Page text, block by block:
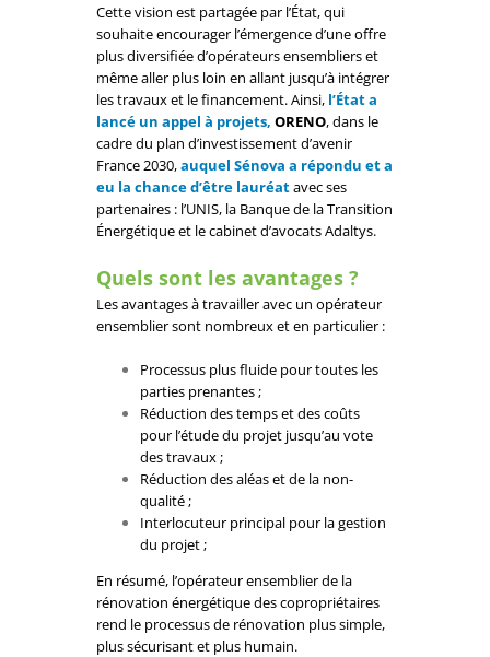
Cette vision est partagée par l’État, qui
souhaite encourager l’émergence d’une offre
plus diversifiée d’opérateurs ensembliers et
même aller plus loin en allant jusqu’à intégrer
les travaux et le financement. Ainsi, l’État a
lancé un appel à projets,ORENO, dans le
cadre du plan d’investissement d’avenir
France 2030,auquel Sénova a répondu et a
eu la chance d’être lauréatavec ses
partenaires : l’UNIS, la Banque de la Transition
Énergétique et le cabinet d’avocats Adaltys.
Quels sont les avantages ?
Les avantages à travailler avec un opérateur
ensemblier sont nombreux et en particulier :
Processus plus fluide pour toutes les
parties prenantes ;
Réduction des temps et des coûts
pour l’étude du projet jusqu’au vote
des travaux ;
Réduction des aléas et de la non-
qualité ;
Interlocuteur principal pour la gestion
du projet ;
En résumé, l’opérateur ensemblier de la
rénovation énergétique des copropriétaires
rend le processus de rénovation plus simple,
plus sécurisant et plus humain.